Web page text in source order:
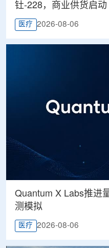
钍-228，商业供货启动
医疗 2026-08-06
Quantum X Labs推进
测模拟
医疗 2026-08-06